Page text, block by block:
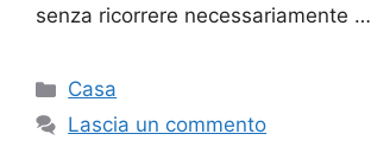
senza ricorrere necessariamente …
Categorie
Casa
Lascia un commento